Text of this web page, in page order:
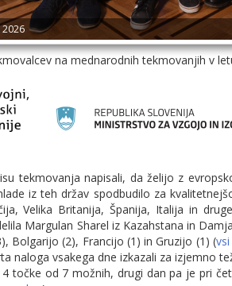
2026
na mednarodnih tekmovanjih v
tekmovanja napisali, da želijo z
iz teh držav spodbudilo za
Velika Britanija, Španija, Italija in
Margulan Sharel iz Kazahstana in
Bolgarijo (2), Francijo (1) in Gruzijo (1) (
naloga vsakega dne izkazali za izjemno
točke od 7 možnih, drugi dan pa je pri